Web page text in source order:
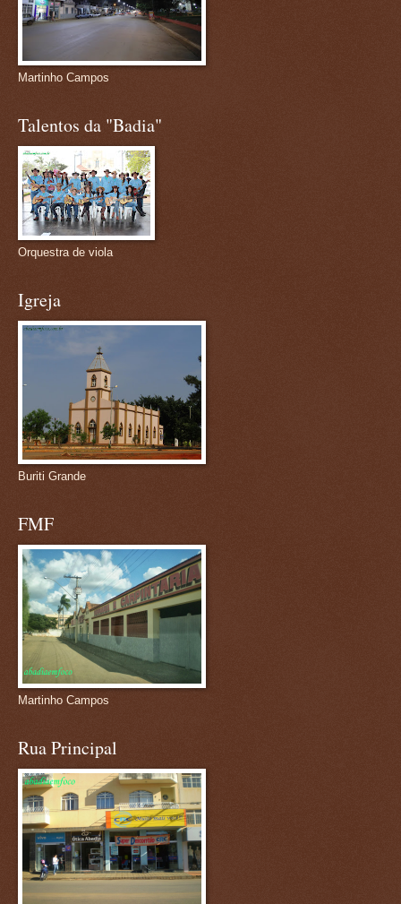
Martinho Campos
Talentos da "Badia"
Orquestra de viola
Igreja
Buriti Grande
FMF
Martinho Campos
Rua Principal